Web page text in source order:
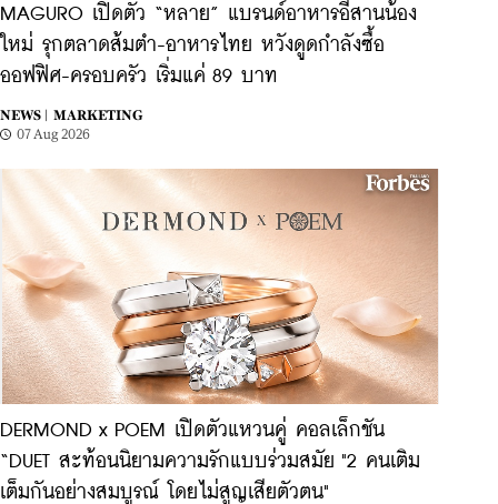
MAGURO เปิดตัว “หลาย” แบรนด์อาหารอีสานน้อง
ใหม่ รุกตลาดส้มตำ-อาหารไทย หวังดูดกำลังซื้อ
ออฟฟิศ-ครอบครัว เริ่มแค่ 89 บาท
NEWS |
MARKETING
07 Aug 2026
DERMOND x POEM เปิดตัวแหวนคู่ คอลเล็กชัน
“DUET สะท้อนนิยามความรักแบบร่วมสมัย "2 คนเติม
เต็มกันอย่างสมบูรณ์ โดยไม่สูญเสียตัวตน"